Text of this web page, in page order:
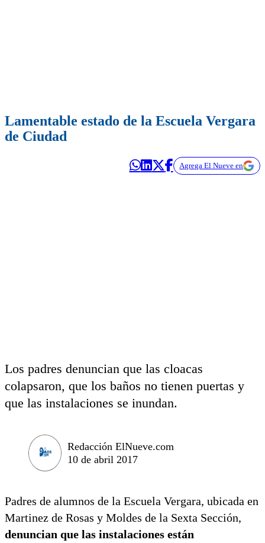
Lamentable estado de la Escuela Vergara
de Ciudad
Agrega El Nueve en
Los padres denuncian que las cloacas
colapsaron, que los baños no tienen puertas y
que las instalaciones se inundan.
Redacción ElNueve.com
10 de abril 2017
Padres de alumnos de la Escuela Vergara, ubicada en
Martinez de Rosas y Moldes de la Sexta Sección,
denuncian que las instalaciones están